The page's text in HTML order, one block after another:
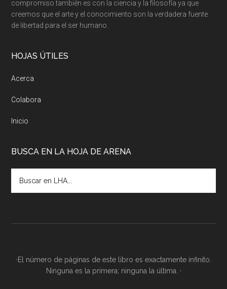
compromiso también es con la ciencia y la filosofía ya que
creemos que el arte y el conocimiento son la verdadera fuente
de libertad para el ser humano.
HOJAS ÚTILES
Acerca
Colabora
Inicio
BUSCA EN LA HOJA DE ARENA
·El número de páginas de este libro es exactamente infinito.
Ninguna es la primera; ninguna la última. ·